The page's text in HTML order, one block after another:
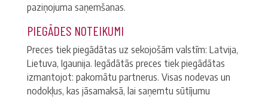
paziņojuma saņemšanas.
PIEGĀDES NOTEIKUMI
Preces tiek piegādātas uz sekojošām valstīm: Latvija,
Lietuva, Igaunija. Iegādātās preces tiek piegādātas
izmantojot: pakomātu partnerus. Visas nodevas un
nodokļus, kas jāsamaksā, lai saņemtu sūtījumu